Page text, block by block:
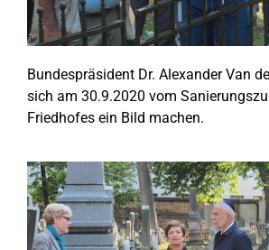
Bundespräsident Dr. Alexander Van
sich am 30.9.2020 vom
Friedhofes ein Bild machen.